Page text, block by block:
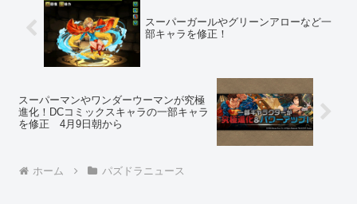
スーパーガールやグリーンアローなど一
部キャラを修正！
スーパーマンやワンダーウーマンが究極
進化！DCコミックスキャラの一部キャラ
を修正 4月9日朝から
ホーム パズドラニュース